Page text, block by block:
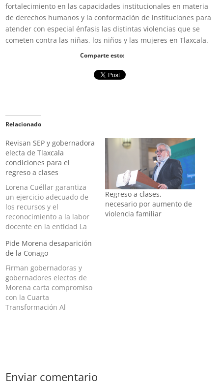
fortalecimiento en las capacidades institucionales en materia
de derechos humanos y la conformación de instituciones para
atender con especial énfasis las distintas violencias que se
cometen contra las niñas, los niños y las mujeres en Tlaxcala.
Comparte esto:
Relacionado
Revisan SEP y gobernadora
electa de Tlaxcala
condiciones para el
regreso a clases
Lorena Cuéllar garantiza
un ejercicio adecuado de
los recursos y el
reconocimiento a la labor
docente en la entidad La
Pública, Delfina Gómez
Álvarez, y la gobernadora
electa del estado de
Tlaxcala, Lorena Cuéllar
Cisneros, sostuvieron una
reunión de trabajo esta
mañana para revisar las
Regreso a clases,
necesario por aumento de
violencia familiar
Pide Morena desaparición
de la Conago
Firman gobernadoras y
gobernadores electos de
Morena carta compromiso
con la Cuarta
Transformación Al
Conferencia Nacional de
Enviar comentario